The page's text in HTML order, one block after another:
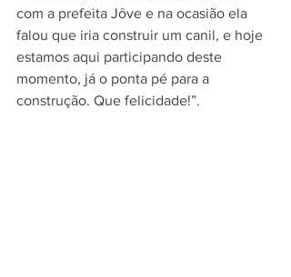
com a prefeita Jôve e na ocasião ela
falou que iria construir um canil, e hoje
estamos aqui participando deste
momento, já o ponta pé para a
construção. Que felicidade!”.